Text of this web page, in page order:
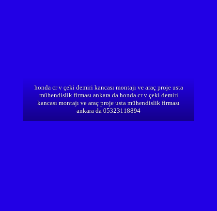
honda cr v çeki demiri kancası montajı ve araç proje usta
mühendislik firması ankara da honda cr v çeki demiri
kancası montajı ve araç proje usta mühendislik firması
ankara da 05323118894